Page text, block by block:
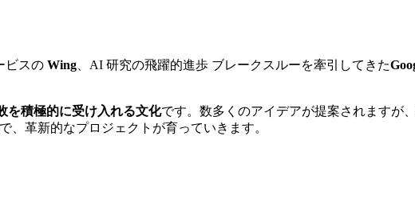
ビスの Wing 、AI 研究の飛躍的進歩 ブレークスルーを牽引してきた
を積極的に受け入れる文化です。数多くのアイデアが提案されますが
、革新的なプロジェクトが育っていきます。